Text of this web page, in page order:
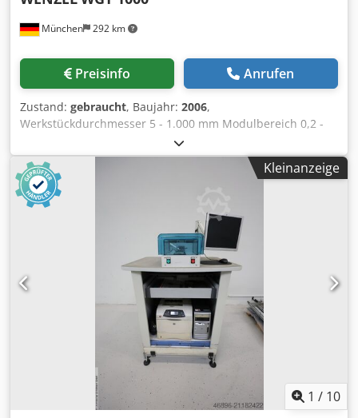
München 292 km
Preisinfo Anrufen
Zustand: gebraucht, Baujahr: 2006,
Werkstückdurchmesser 5 - 1.000 mm Modulbereich 0,2 -
25 Schrägungswinkel < 90 ° Steuerung Wenzel GearTec
Dkodpfjzkvvyjx Acyjr Planscheiben Durchmesser 750 mm x-
Achse 1.200 mm y-Achse 550 mm z-Achse 1.000 mm
Gesamtleistungsbedarf 6,5 kW Maschinengewicht ca. 11 t
Raumbedarf ca. 3,30 x 3,15 x 2,70 m Verwaltet folgende
Programme: BMain, FPDFPPostAction, GrafTool, TAlign,
TAnalyse, TApplication, TCali, TCut_INPUT,
TCut_MEAS_EVAL, TGear_INPUT, TGear_MEAS_EVAL,
THob_INPUT, THob_MEAS_EVAL, TMesblatt, TPlot,
TRoot_INPUT, TShaft_INPUT, TShaft_MEAS_EVAL, TStat,
TStylus, WMI, wingeco.
Kleinanzeige
1 / 10